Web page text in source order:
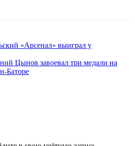
«Арсенал» выиграл у
Цынов завоевал три медали на
Баторе